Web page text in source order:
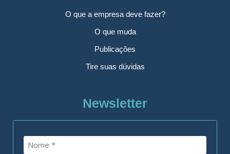
O que a empresa deve fazer?
O que muda
Publicações
Tire suas dúvidas
Newsletter